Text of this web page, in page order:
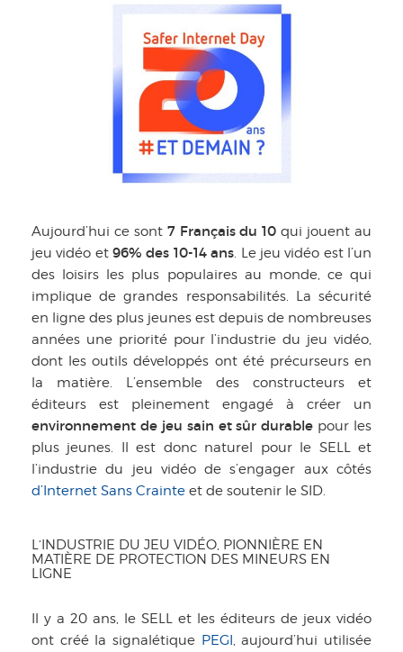
Aujourd’hui ce sont 7 Français du 10 qui jouent au
jeu vidéo et96% des 10-14 ans. Le jeu vidéo est l’un
des loisirs les plus populaires au monde, ce qui
implique de grandes responsabilités. La sécurité
en ligne des plus jeunes est depuis de nombreuses
années une priorité pour l’industrie du jeu vidéo,
dont les outils développés ont été précurseurs en
la matière. L’ensemble des constructeurs et
éditeurs est pleinement engagé à créer un
environnement de jeu sain et sûr durable pour les
plus jeunes. Il est donc naturel pour le SELL et
l’industrie du jeu vidéo de s’engager aux côtés
d’Internet Sans Crainte et de soutenir le SID.
L‘INDUSTRIE DU JEU VIDÉO, PIONNIÈRE EN
MATIÈRE DE PROTECTION DES MINEURS EN
LIGNE
Il y a 20 ans, le SELL et les éditeurs de jeux vidéo
ont créé la signalétique PEGI, aujourd’hui utilisée